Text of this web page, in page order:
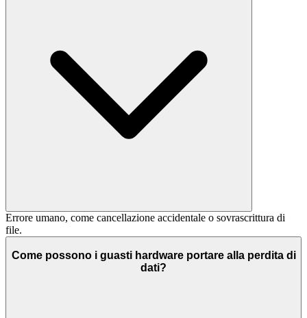
Errore umano, come cancellazione accidentale o sovrascrittura di
file.
Come possono i guasti hardware portare alla perdita di
dati?